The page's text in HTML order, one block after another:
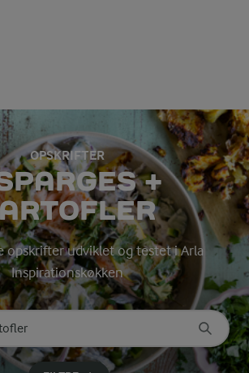
OPSKRIFTER
+
udviklet og testet i Arla
Inspirationskøkken
at søge